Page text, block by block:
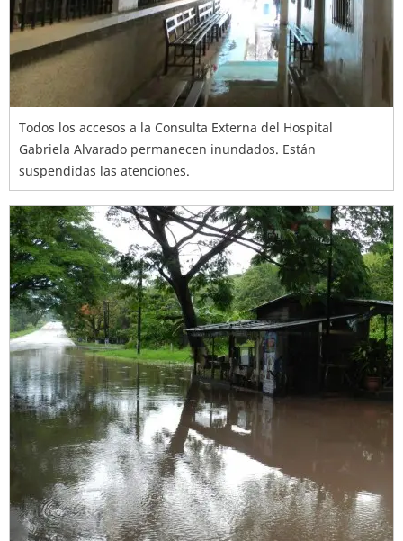
Todos los accesos a la Consulta Externa del Hospital
Gabriela Alvarado permanecen inundados. Están
suspendidas las atenciones.